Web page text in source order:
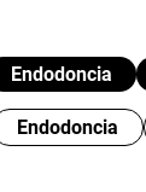
Endodoncia
Endodoncia